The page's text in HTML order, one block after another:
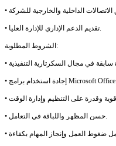
الشروط المطلوبة:
• إجادة استخدام برامج Microsoft Office.